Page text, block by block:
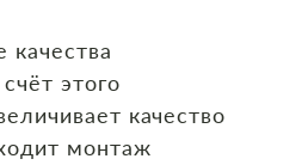
этого
качество
монтаж